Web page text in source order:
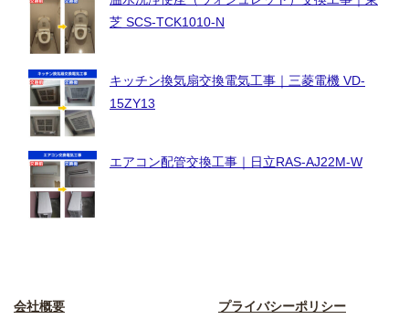
芝 SCS-TCK1010-N
キッチン換気扇交換電気工事｜三菱電機 VD-
15ZY13
エアコン配管交換工事｜日立RAS-AJ22M-W
会社概要 プライバシーポリシー